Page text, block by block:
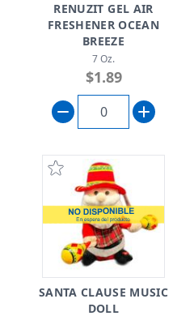
RENUZIT GEL AIR
FRESHENER OCEAN
BREEZE
7 Oz.
$1.89
SANTA CLAUSE MUSIC
DOLL